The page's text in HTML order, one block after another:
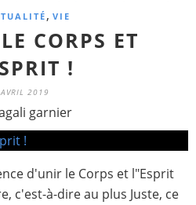
, VIE
CORPS ET
!
2019
garnier
d'unir le Corps et l"Esprit
c'est-à-dire au plus Juste, ce